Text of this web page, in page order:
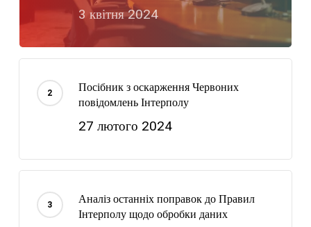
3 квітня 2024
Посібник з оскарження Червоних
повідомлень Інтерполу
27 лютого 2024
Аналіз останніх поправок до Правил
Інтерполу щодо обробки даних